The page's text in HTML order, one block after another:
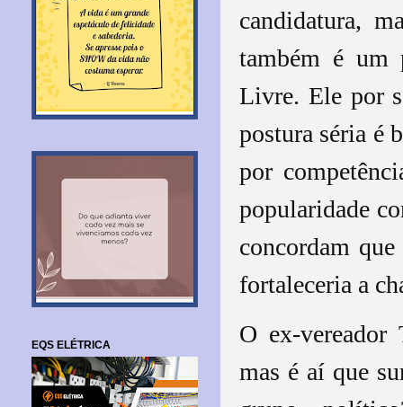
candidatura,
também é um
Livre. Ele por
postura séria é
por
popularidade
concordam
fortaleceria a
O ex-vereador
mas é aí que
EQS ELÉTRICA